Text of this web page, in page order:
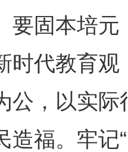
要固本培
时代教育
公，以实
造福。牢记